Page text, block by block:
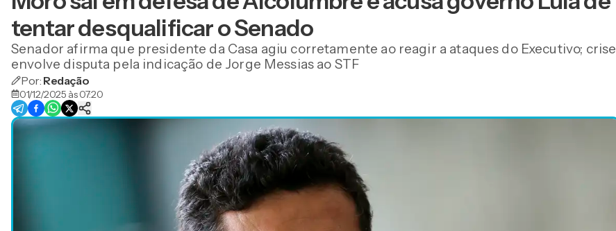
tentar desqualificar o Senado
Senador afirma que presidente da Casa agiu corretamente ao reagir a ataques do Executivo; crise
envolve disputa pela indicação de Jorge Messias ao STF
Por: Redação
01/12/2025 às 07:20